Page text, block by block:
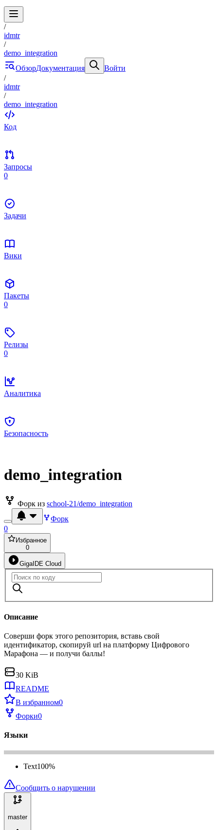
/
idmtr
/
demo_integration
ОбзорДокументация
Войти
/
idmtr
/
demo_integration
Код
Запросы
0
Задачи
Вики
Пакеты
0
Релизы
0
Аналитика
Безопасность
demo_integration
Форк из school-21/demo_integration
Форк
0
Избранное
0
GigaIDE Cloud
Описание
Соверши форк этого репозитория, вставь свой
идентификатор, скопируй url на платформу Цифрового
Марафона — и получи баллы!
30 KiB
README
В избранном0
Форки0
Языки
Text100%
Сообщить о нарушении
master